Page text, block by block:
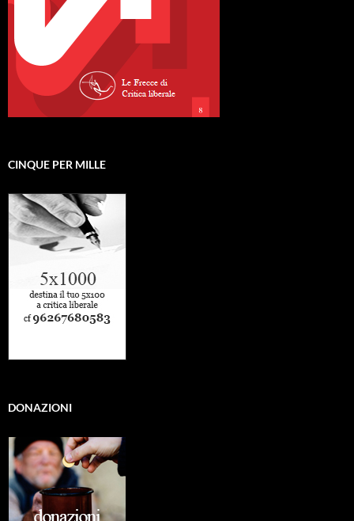
CINQUE PER MILLE
DONAZIONI